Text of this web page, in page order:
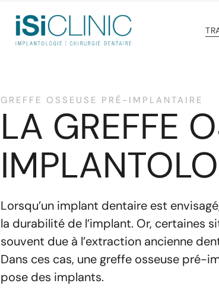
GREFFE OSSEUSE PRÉ-IMPLANTAIRE
LA GREFFE
Lorsqu’un implant dentaire est
la durabilité de l’implant. Or, certaines
souvent due à l’extraction ancienne
Dans ces cas, une greffe osseuse pré-
pose des implants.